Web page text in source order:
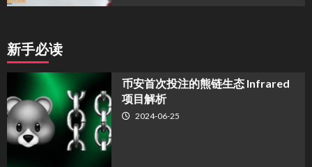
新手必读
币安首次投注的熊链生态 Infrared
项目解析
2024-06-25